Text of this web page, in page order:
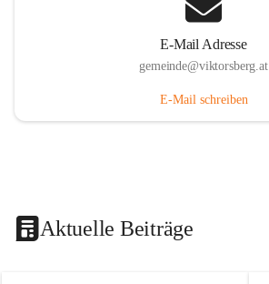
E-Mail Adresse
gemeinde@viktorsberg.at
E-Mail schreiben
Aktuelle Beiträge